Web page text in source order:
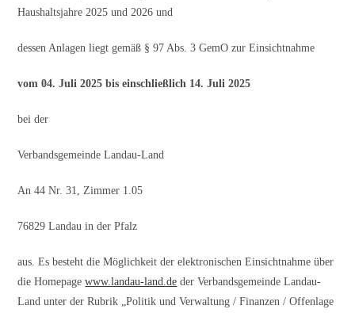
Haushaltsjahre 2025 und 2026 und
dessen Anlagen liegt gemäß § 97 Abs. 3 GemO zur Einsichtnahme
vom 04. Juli 2025 bis einschließlich 14. Juli 2025
bei der
Verbandsgemeinde Landau-Land
An 44 Nr. 31, Zimmer 1.05
76829 Landau in der Pfalz
aus. Es besteht die Möglichkeit der elektronischen Einsichtnahme über
die Homepagewww.landau-land.de der Verbandsgemeinde Landau-
Land unter der Rubrik „Politik und Verwaltung / Finanzen / Offenlage